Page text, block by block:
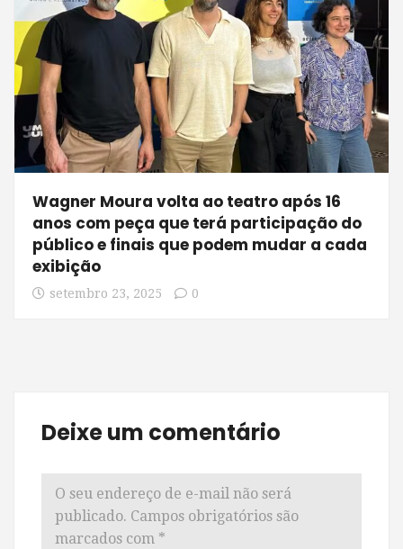
Wagner Moura volta ao teatro após 16
anos com peça que terá participação do
público e finais que podem mudar a cada
exibição
setembro 23, 2025 0
Deixe um comentário
O seu endereço de e-mail não será
publicado. Campos obrigatórios são
marcados com *